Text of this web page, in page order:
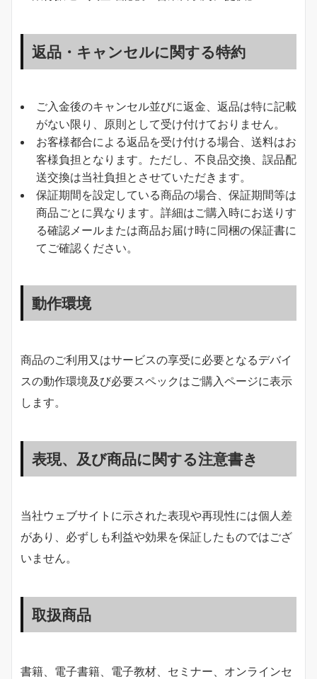
返品・キャンセルに関する特約
ご入金後のキャンセル並びに返金、返品は特に記載
がない限り、原則として受け付けておりません。
お客様都合による返品を受け付ける場合、送料はお
客様負担となります。ただし、不良品交換、誤品配
送交換は当社負担とさせていただきます。
保証期間を設定している商品の場合、保証期間等は
商品ごとに異なります。詳細はご購入時にお送りす
る確認メールまたは商品お届け時に同梱の保証書に
てご確認ください。
動作環境
商品のご利用又はサービスの享受に必要となるデバイ
スの動作環境及び必要スペックはご購入ページに表示
します。
表現、及び商品に関する注意書き
当社ウェブサイトに示された表現や再現性には個人差
があり、必ずしも利益や効果を保証したものではござ
いません。
取扱商品
書籍、電子書籍、電子教材、セミナー、オンラインセ